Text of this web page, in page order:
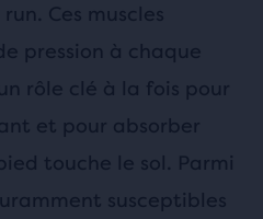
Ces muscles
pression à chaque
rôle clé à la fois pour
et pour absorber
touche le sol. Parmi
susceptibles